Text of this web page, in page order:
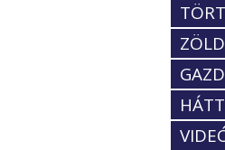
ZÖLD